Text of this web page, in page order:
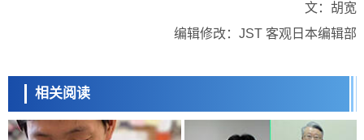
文：胡宽
编辑修改：JST 客观日本编辑部
相关阅读